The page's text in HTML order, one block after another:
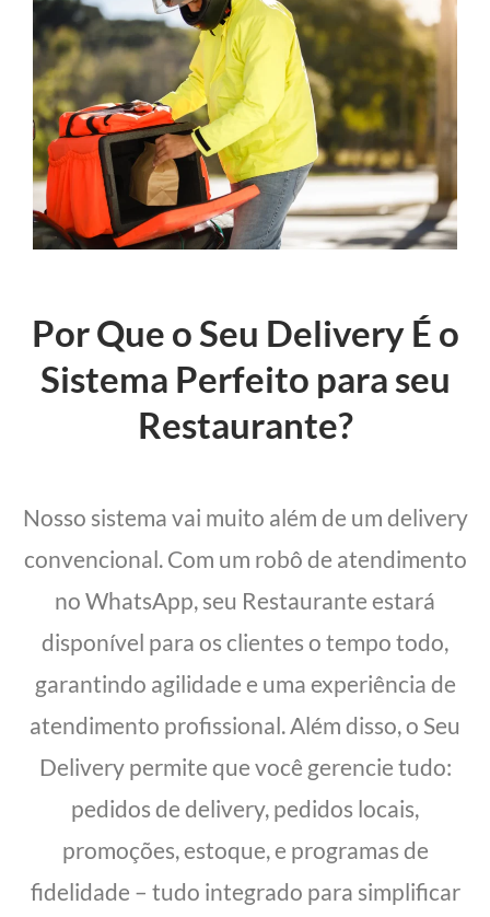
Por Que o Seu Delivery É o
Sistema Perfeito para seu
Restaurante?
Nosso sistema vai muito além de um delivery
convencional. Com um robô de atendimento
no WhatsApp, seu Restaurante estará
disponível para os clientes o tempo todo,
garantindo agilidade e uma experiência de
atendimento profissional. Além disso, o Seu
Delivery permite que você gerencie tudo:
pedidos de delivery, pedidos locais,
promoções, estoque, e programas de
fidelidade – tudo integrado para simplificar